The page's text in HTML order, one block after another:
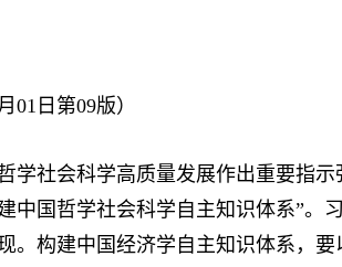
日第09版）
社会科学高质量发展作出重要指示
中国哲学社会科学自主知识体系”。
。构建中国经济学自主知识体系，要